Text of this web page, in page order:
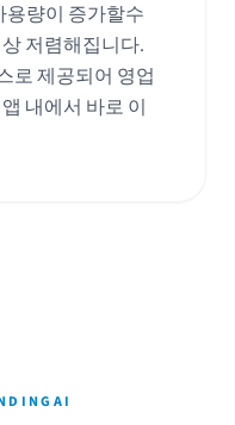
용량이 증가할수
저렴해집니다.
로 제공되어 영업
내에서 바로 이